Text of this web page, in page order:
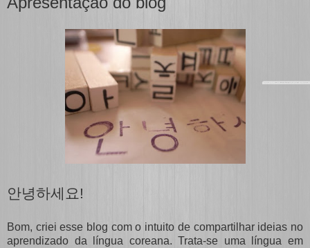
안녕하세요!
Bom, criei esse blog com o intuito de compartilhar ideias no
aprendizado da língua coreana. Trata-se uma língua em